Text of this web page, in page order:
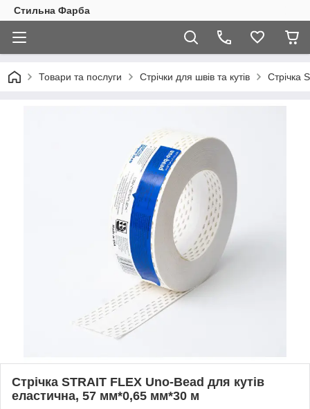
Стильна Фарба
Товари та послуги Стрічки для швів та кутів Стрічка
Стрічка STRAIT FLEX Uno-Bead для кутів
еластична, 57 мм*0,65 мм*30 м